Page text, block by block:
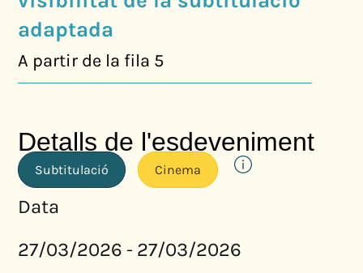
adaptada
A partir de la fila 5
Detalls de l'esdeveniment
Subtitulació Cinema
Data
27/03/2026 - 27/03/2026